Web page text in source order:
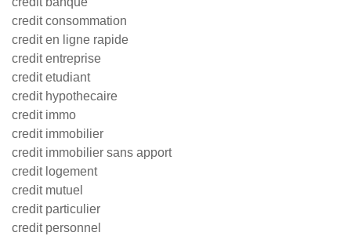
credit consommation
credit en ligne rapide
credit entreprise
credit etudiant
credit hypothecaire
credit immo
credit immobilier
credit immobilier sans apport
credit logement
credit mutuel
credit particulier
credit personnel